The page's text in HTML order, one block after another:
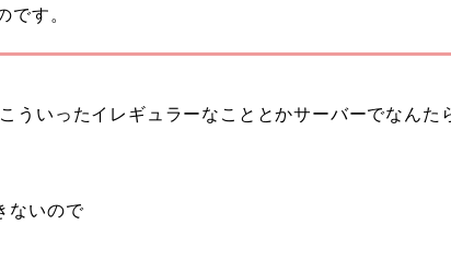
です。
ういったイレギュラーなこととかサーバーでなんた
ないので